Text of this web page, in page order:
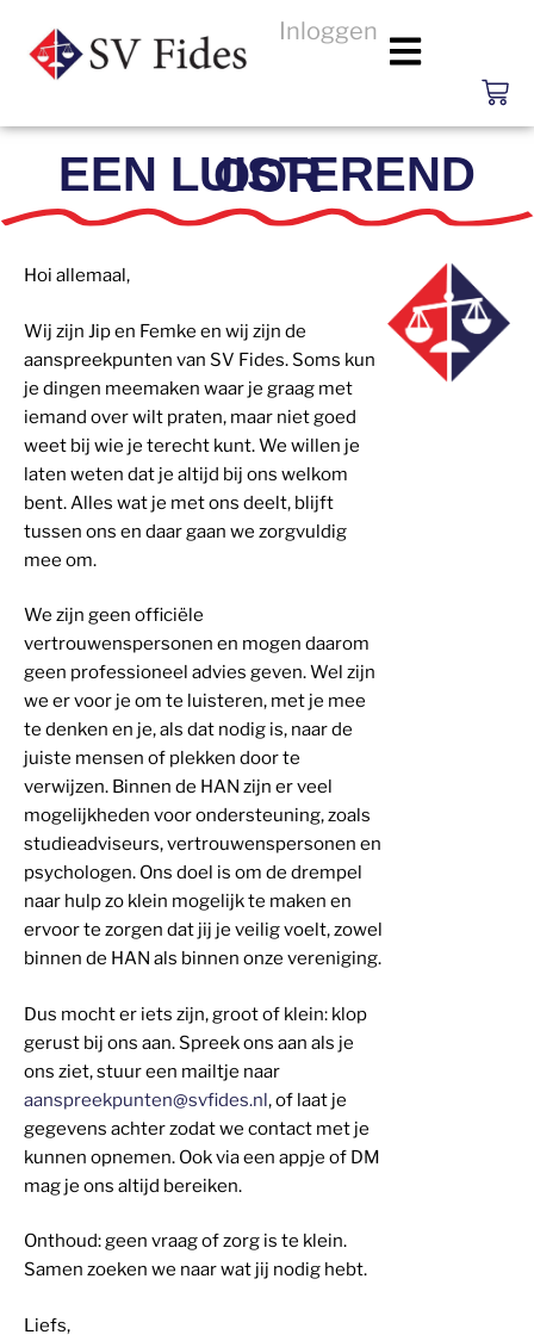
Inloggen
EEN LUISTEREND OOR
Hoi allemaal,
Wij zijn Jip en Femke en wij zijn de
aanspreekpunten van SV Fides. Soms kun
je dingen meemaken waar je graag met
iemand over wilt praten, maar niet goed
weet bij wie je terecht kunt. We willen je
laten weten dat je altijd bij ons welkom
bent. Alles wat je met ons deelt, blijft
tussen ons en daar gaan we zorgvuldig
mee om.
We zijn geen officiële
vertrouwenspersonen en mogen daarom
geen professioneel advies geven. Wel zijn
we er voor je om te luisteren, met je mee
te denken en je, als dat nodig is, naar de
juiste mensen of plekken door te
verwijzen. Binnen de HAN zijn er veel
mogelijkheden voor ondersteuning, zoals
studieadviseurs, vertrouwenspersonen en
psychologen. Ons doel is om de drempel
naar hulp zo klein mogelijk te maken en
ervoor te zorgen dat jij je veilig voelt, zowel
binnen de HAN als binnen onze vereniging.
Dus mocht er iets zijn, groot of klein: klop
gerust bij ons aan. Spreek ons aan als je
ons ziet, stuur een mailtje naar
aanspreekpunten@svfides.nl, of laat je
gegevens achter zodat we contact met je
kunnen opnemen. Ook via een appje of DM
mag je ons altijd bereiken.
Onthoud: geen vraag of zorg is te klein.
Samen zoeken we naar wat jij nodig hebt.
Liefs,